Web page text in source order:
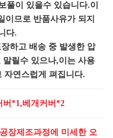
풀이 있을수 있습니다.이
이므로 반품사유가 되지
다.
하고 배송 중 발생한 압
릴수 있으나,이는 사용
자연스럽게 펴집니다.
버*1,베개커버*2
장제조과정에 미세한 오